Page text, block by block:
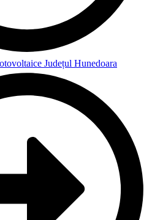
Județul Hunedoara